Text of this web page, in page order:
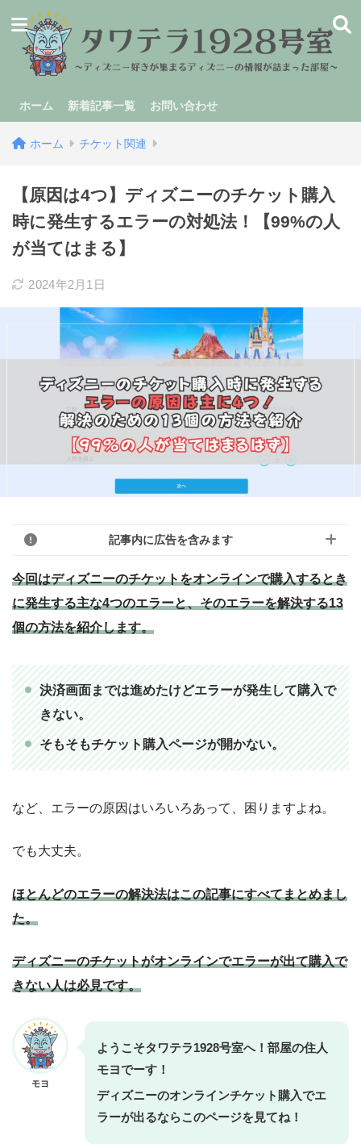
ホーム 新着記事一覧 お問い合わせ
ホーム チケット関連
【原因は4つ】ディズニーのチケット購入
時に発生するエラーの対処法！【99%の人
が当てはまる】
2024年2月1日
記事内に広告を含みます
このブログのリンクは広告を含んでいる場
合があります。モヨのことを「応援しても
「モヨなんか応援しない！」という人はリ
をご購入ください。
今回はディズニーのチケットをオンラインで購入するとき
に発生する主な4つのエラーと、そのエラーを解決する13
個の方法を紹介します。
決済画面までは進めたけどエラーが発生して購入で
きない。
そもそもチケット購入ページが開かない。
など、エラーの原因はいろいろあって、困りますよね。
でも大丈夫。
ほとんどのエラーの解決法はこの記事にすべてまとめまし
た。
ディズニーのチケットがオンラインでエラーが出て購入で
きない人は必見です。
モヨ
ようこそタワテラ1928号室へ！部屋の住人
モヨでーす！
ディズニーのオンラインチケット購入でエ
ラーが出るならこのページを見てね！